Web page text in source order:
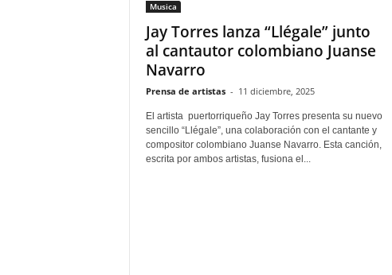
Musica
Jay Torres lanza “Llégale” junto
al cantautor colombiano Juanse
Navarro
Prensa de artistas - 11 diciembre, 2025
El artista puertorriqueño Jay Torres presenta su nuevo
sencillo “Llégale”, una colaboración con el cantante y
compositor colombiano Juanse Navarro. Esta canción,
escrita por ambos artistas, fusiona el...